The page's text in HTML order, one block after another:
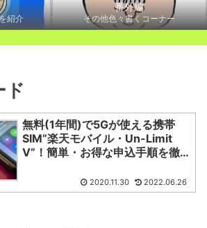
紹介
番外編
その他色々書くコーナー
ド
無料(1年間)で5Gが使える携帯
SIM”楽天モバイル・Un-Limit
V”！簡単・お得な申込手順を徹
2020.11.30 2022.06.26